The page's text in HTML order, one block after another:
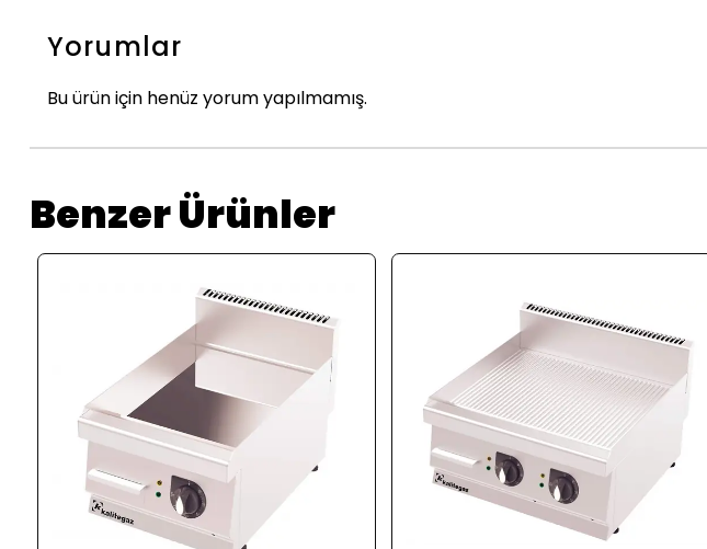
Yorumlar
Bu ürün için henüz yorum yapılmamış.
Benzer Ürünler